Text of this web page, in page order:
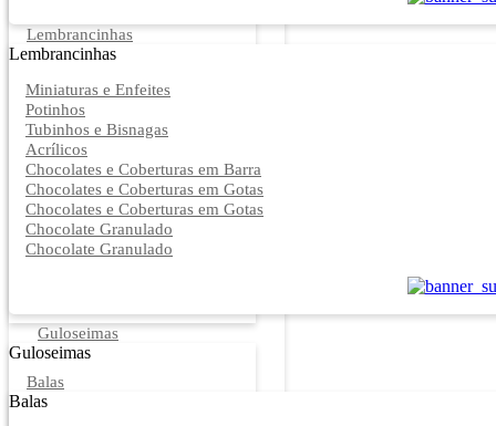
Lembrancinhas
Lembrancinhas
Miniaturas e Enfeites
Potinhos
Tubinhos e Bisnagas
Acrílicos
Chocolates e Coberturas em Barra
Chocolates e Coberturas em Gotas
Chocolates e Coberturas em Gotas
Chocolate Granulado
Chocolate Granulado
Guloseimas
Guloseimas
Balas
Balas